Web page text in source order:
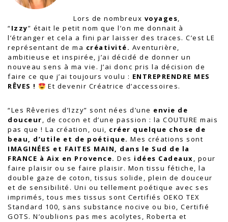
Lors de nombreux voyages,
“Izzy” était le petit nom que l’on me donnait à
l’étranger et cela a fini par laisser des traces. C’est LE
représentant de ma créativité. Aventurière,
ambitieuse et inspirée, j’ai décidé de donner un
nouveau sens à ma vie. J’ai donc pris la décision de
faire ce que j’ai toujours voulu : ENTREPRENDRE MES
RÊVES !
Et devenir Créatrice d’accessoires.
“Les Rêveries d’Izzy” sont nées d’une envie de
douceur, de cocon et d’une passion : la COUTURE mais
pas que ! La création, oui, créer quelque chose de
beau, d’utile et de poétique. Mes créations sont
IMAGINÉES et FAITES MAIN, dans le Sud de la
FRANCE à Aix en Provence. Des idées Cadeaux, pour
faire plaisir ou se faire plaisir. Mon tissu fétiche, la
double gaze de coton, tissus solide, plein de douceur
et de sensibilité. Uni ou tellement poétique avec ses
imprimés, tous mes tissus sont Certifiés OEKO TEX
Standard 100, sans substance nocive ou bio, Certifié
GOTS. N’oublions pas mes acolytes, Roberta et